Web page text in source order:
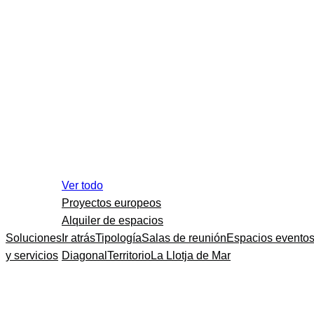
Soluciones
y servicios
Ver todo
Proyectos europeos
Alquiler de espacios
Ir atrásTipologíaSalas de reuniónEspacios eventos
Diagonal TerritorioLa Llotja de Mar